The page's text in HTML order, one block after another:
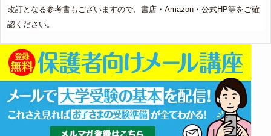
改訂となる参考書もございますので、書店・Amazon・公式HP等をご確
認ください。